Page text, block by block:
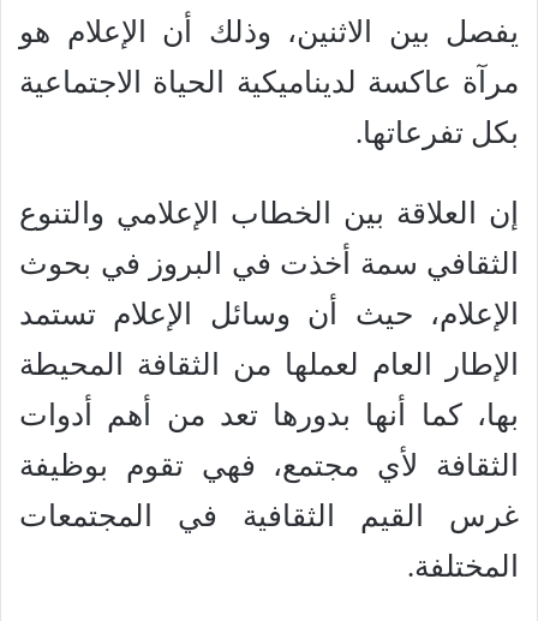
يفصل بين الاثنين، وذلك أن الإعلام هو
مرآة عاكسة لديناميكية الحياة الاجتماعية
بكل تفرعاتها.
إن العلاقة بين الخطاب الإعلامي والتنوع
الثقافي سمة أخذت في البروز في بحوث
الإعلام، حيث أن وسائل الإعلام تستمد
الإطار العام لعملها من الثقافة المحيطة
بها، كما أنها بدورها تعد من أهم أدوات
الثقافة لأي مجتمع، فهي تقوم بوظيفة
غرس القيم الثقافية في المجتمعات
المختلفة.